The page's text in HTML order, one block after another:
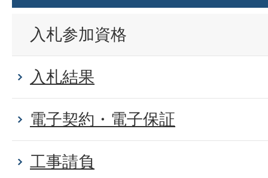
入札参加資格
入札結果
電子契約・電子保証
工事請負